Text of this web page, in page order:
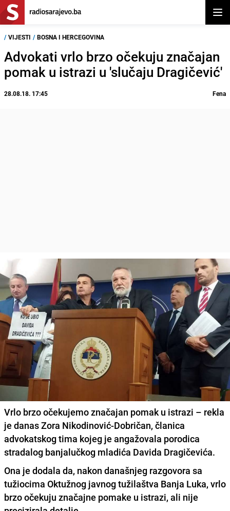
/ VIJESTI / BOSNA I HERCEGOVINA
Advokati vrlo brzo očekuju značajan
pomak u istrazi u 'slučaju Dragičević'
28.08.18. 17:45 Fena
Vrlo brzo očekujemo značajan pomak u istrazi – rekla
je danas Zora Nikodinović-Dobričan, članica
advokatskog tima kojeg je angažovala porodica
stradalog banjalučkog mladića Davida Dragičevića.
Ona je dodala da, nakon današnjeg razgovora sa
tužiocima Oktužnog javnog tužilaštva Banja Luka, vrlo
brzo očekuju značajne pomake u istrazi, ali nije